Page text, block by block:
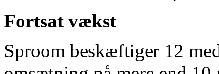
Fortsat vækst
Sproom beskæftiger 12